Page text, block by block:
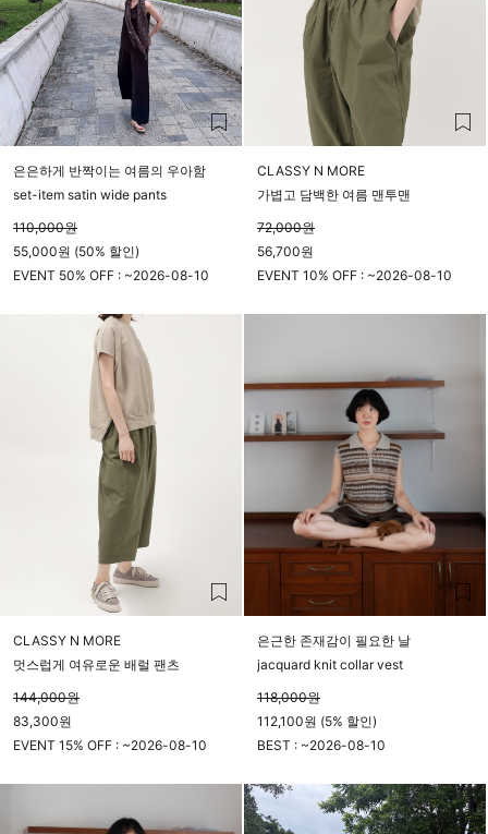
은은하게 반짝이는 여름의 우아함
set-item satin wide pants
110,000원
55,000원 (50% 할인)
EVENT 50% OFF : ~2026-08-10
CLASSY N MORE
가볍고 담백한 여름 맨투맨
72,000원
56,700원
EVENT 10% OFF : ~2026-08-10
CLASSY N MORE
멋스럽게 여유로운 배럴 팬츠
144,000원
83,300원
EVENT 15% OFF : ~2026-08-10
은근한 존재감이 필요한 날
jacquard knit collar vest
118,000원
112,100원 (5% 할인)
BEST : ~2026-08-10